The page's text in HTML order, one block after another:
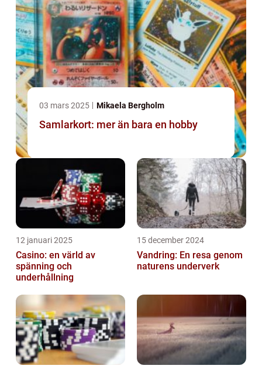
03 mars 2025 Mikaela Bergholm
Samlarkort: mer än bara en hobby
12 januari 2025
Casino: en värld av
spänning och
underhållning
15 december 2024
Vandring: En resa genom
naturens underverk